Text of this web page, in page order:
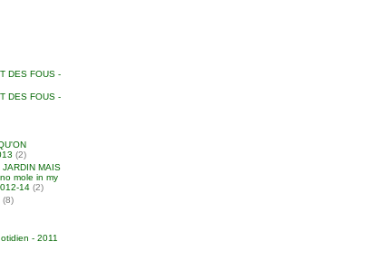
DES FOUS -
DES FOUS -
(2)
JARDIN MAIS
mole in my
14 (2)
(8)
- 2011